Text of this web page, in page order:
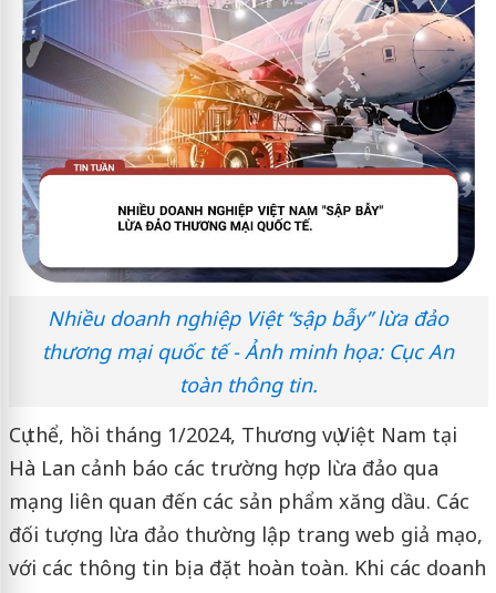
Nhiều doanh nghiệp Việt “sập bẫy” lừa đảo
thương mại quốc tế - Ảnh minh họa: Cục An
toàn thông tin.
Cụ thể, hồi tháng 1/2024, Thương vụ Việt Nam tại
Hà Lan cảnh báo các trường hợp lừa đảo qua
mạng liên quan đến các sản phẩm xăng dầu. Các
đối tượng lừa đảo thường lập trang web giả mạo,
với các thông tin bịa đặt hoàn toàn. Khi các doanh